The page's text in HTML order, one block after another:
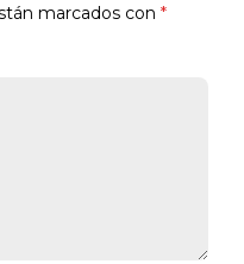
marcados con *